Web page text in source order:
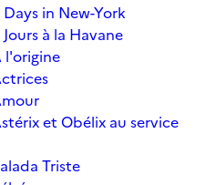
in New-York
à la Havane
l'origine
et Obélix au service
Triste